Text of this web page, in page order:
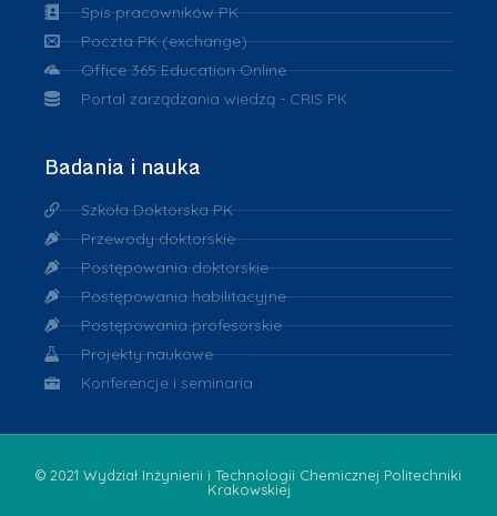
Spis pracowników PK
Poczta PK (exchange)
Office 365 Education Online
Portal zarządzania wiedzą - CRIS PK
Badania i nauka
Szkoła Doktorska PK
Przewody doktorskie
Postępowania doktorskie
Postępowania habilitacyjne
Postępowania profesorskie
Projekty naukowe
Konferencje i seminaria
© 2021 Wydział Inżynierii i Technologii Chemicznej Politechniki
Krakowskiej